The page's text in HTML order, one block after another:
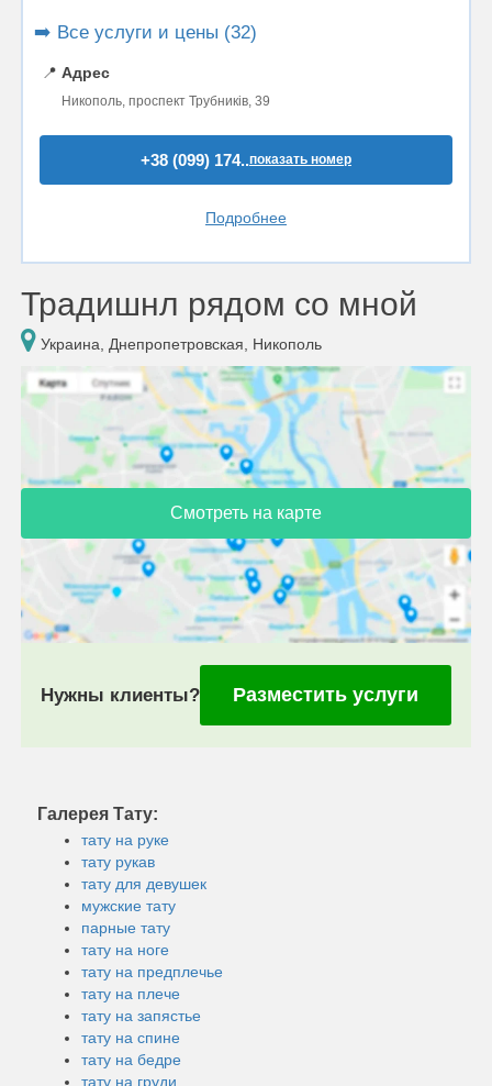
➡️ Все услуги и цены (32)
📍 Адрес
Никополь, проспект Трубників, 39
+38 (099) 174..показать номер
Подробнее
Традишнл рядом со мной
Украина, Днепропетровская, Никополь
Смотреть на карте
Нужны клиенты? Разместить услуги
Галерея Тату:
тату на руке
тату рукав
тату для девушек
мужские тату
парные тату
тату на ноге
тату на предплечье
тату на плече
тату на запястье
тату на спине
тату на бедре
тату на груди